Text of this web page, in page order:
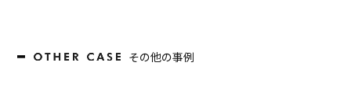
その他の事例